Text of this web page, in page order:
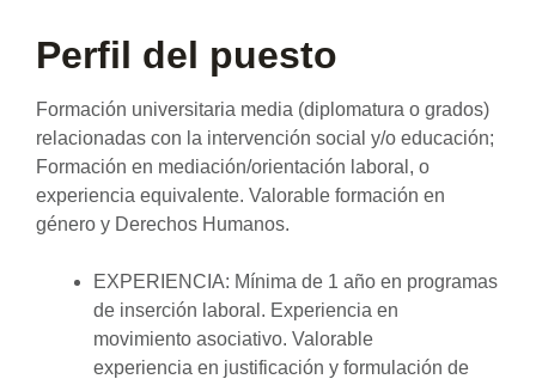
Perfil del puesto
Formación universitaria media (diplomatura o grados)
relacionadas con la intervención social y/o educación;
Formación en mediación/orientación laboral, o
experiencia equivalente. Valorable formación en
género y Derechos Humanos.
EXPERIENCIA: Mínima de 1 año en programas
de inserción laboral. Experiencia en
movimiento asociativo. Valorable
experiencia en justificación y formulación de